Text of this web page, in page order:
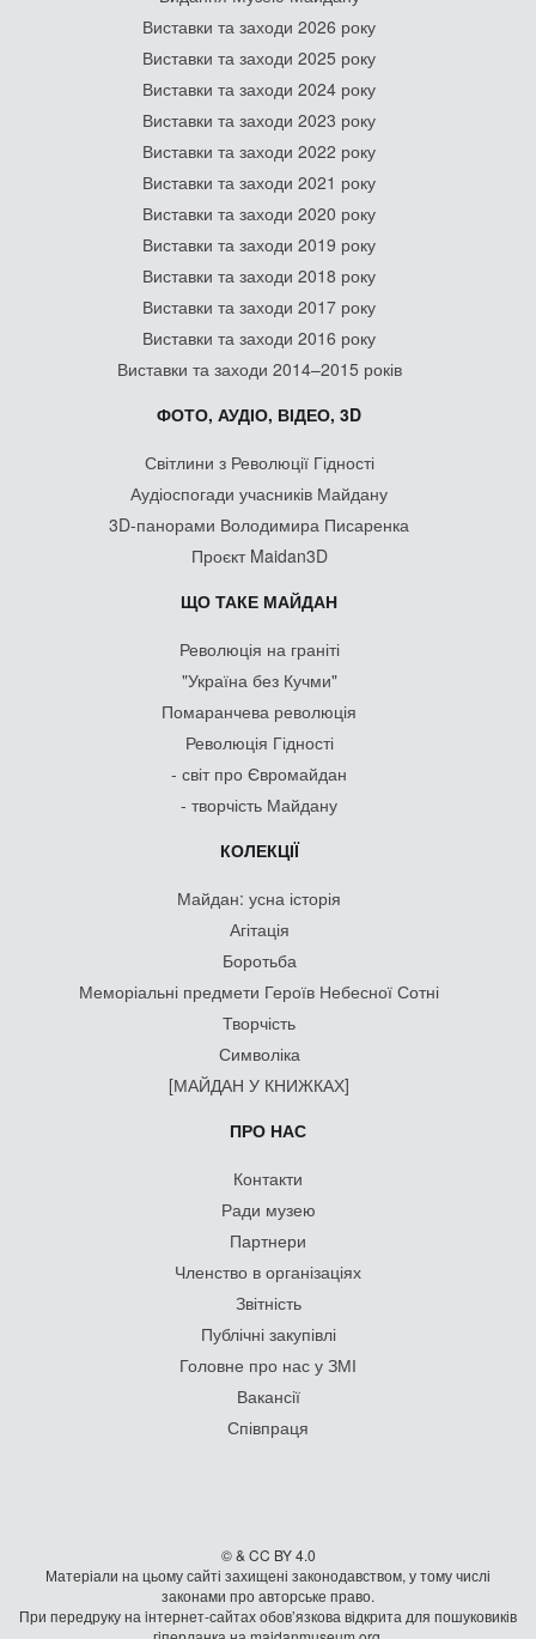
Виставки та заходи 2026 року
Виставки та заходи 2025 року
Виставки та заходи 2024 року
Виставки та заходи 2023 року
Виставки та заходи 2022 року
Виставки та заходи 2021 року
Виставки та заходи 2020 року
Виставки та заходи 2019 року
Виставки та заходи 2018 року
Виставки та заходи 2017 року
Виставки та заходи 2016 року
Виставки та заходи 2014–2015 років
ФОТО, АУДІО, ВІДЕО, 3D
Світлини з Революції Гідності
Аудіоспогади учасників Майдану
3D-панорами Володимира Писаренка
Проєкт Maidan3D
ЩО ТАКЕ МАЙДАН
Революція на граніті
"Україна без Кучми"
Помаранчева революція
Революція Гідності
- світ про Євромайдан
- творчість Майдану
КОЛЕКЦІЇ
Майдан: усна історія
Агітація
Боротьба
Меморіальні предмети Героїв Небесної Сотні
Творчість
Символіка
[МАЙДАН У КНИЖКАХ]
ПРО НАС
Контакти
Ради музею
Партнери
Членство в організаціях
Звітність
Публічні закупівлі
Головне про нас у ЗМІ
Вакансії
Співпраця
© & CC BY 4.0
Матеріали на цьому сайті захищені законодавством, у тому числі
законами про авторське право.
При передруку на iнтернет-сайтах обов’язкова відкрита для пошуковиків